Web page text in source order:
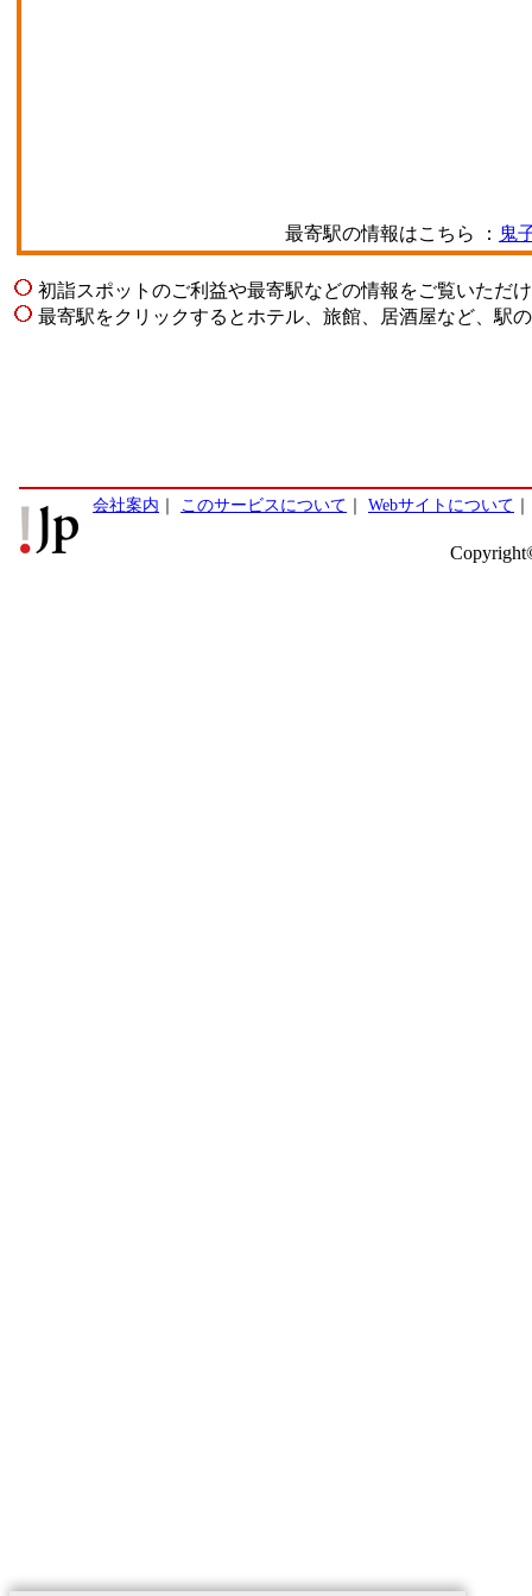
最寄駅の情報はこちら ： 鬼
初詣スポットのご利益や最寄駅などの情報をご覧いただ
最寄駅をクリックするとホテル、旅館、居酒屋など、駅
会社案内 このサービスについて Webサイトについて